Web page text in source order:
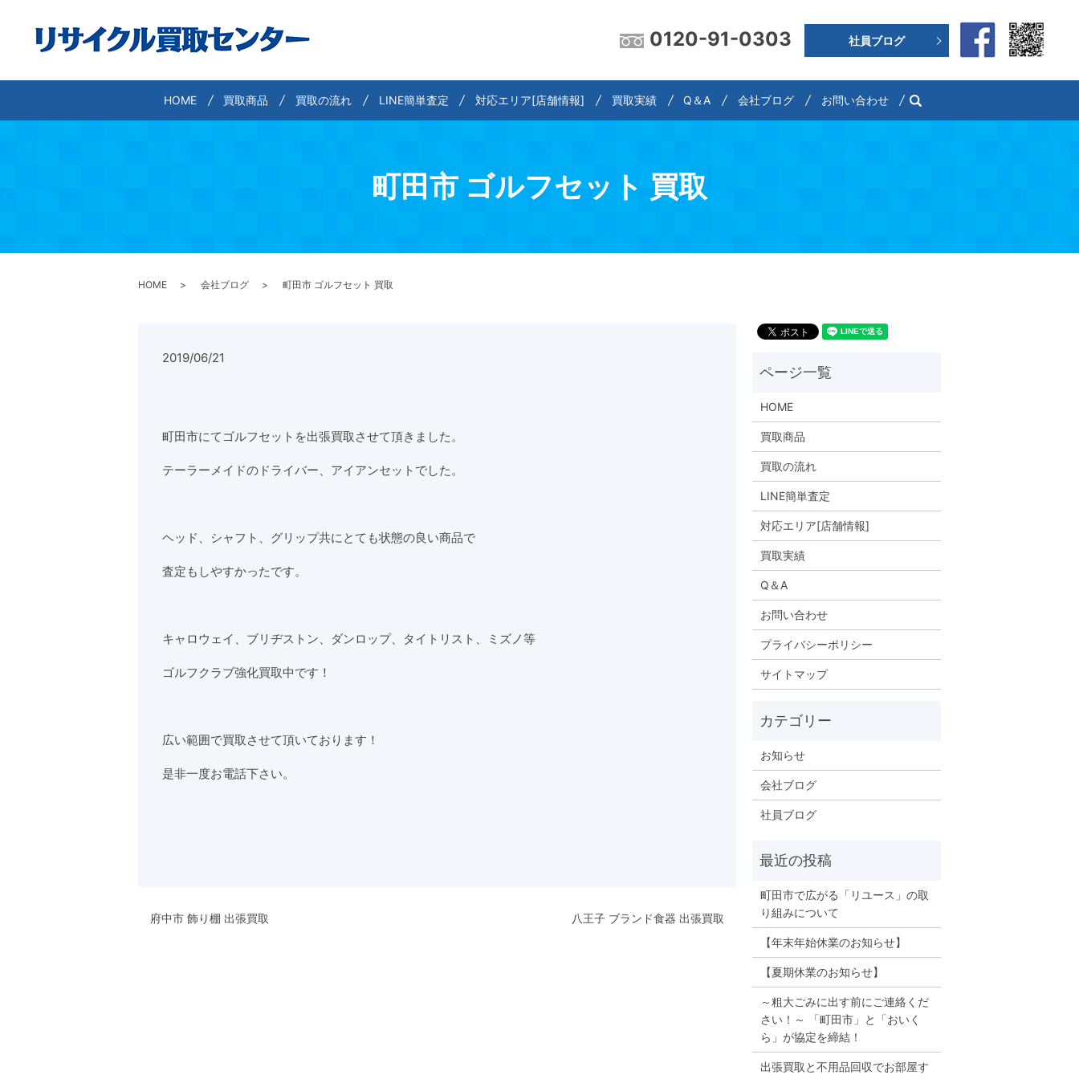
0120-91-0303
HOME 買取商品 買取の流れ LINE簡単査定 対応エリア[店舗情報] 買取実績 Q＆A 会社ブログ
社員ブログ
お問い合わせ search
町田市 ゴルフセット 買取
HOME 会社ブログ 町田市 ゴルフセット 買取
2019/06/21
町田市にてゴルフセットを出張買取させて頂きました。
テーラーメイドのドライバー、アイアンセットでした。
ヘッド、シャフト、グリップ共にとても状態の良い商品で
査定もしやすかったです。
キャロウェイ、ブリヂストン、ダンロップ、タイトリスト、ミズノ等
ゴルフクラブ強化買取中です！
広い範囲で買取させて頂いております！
是非一度お電話下さい。
府中市 飾り棚 出張買取 八王子 ブランド食器 出張買取
HOME
買取商品
買取の流れ
LINE簡単査定
対応エリア[店舗情報]
買取実績
Q＆A
お問い合わせ
プライバシーポリシー
サイトマップ
お知らせ
会社ブログ
社員ブログ
町田市で広がる「リユース」の取
り組みについて
【年末年始休業のお知らせ】
【夏期休業のお知らせ】
～粗大ごみに出す前にご連絡くだ
さい！～ 「町田市」と「おいく
ら」が協定を締結！
出張買取と不用品回収でお部屋す